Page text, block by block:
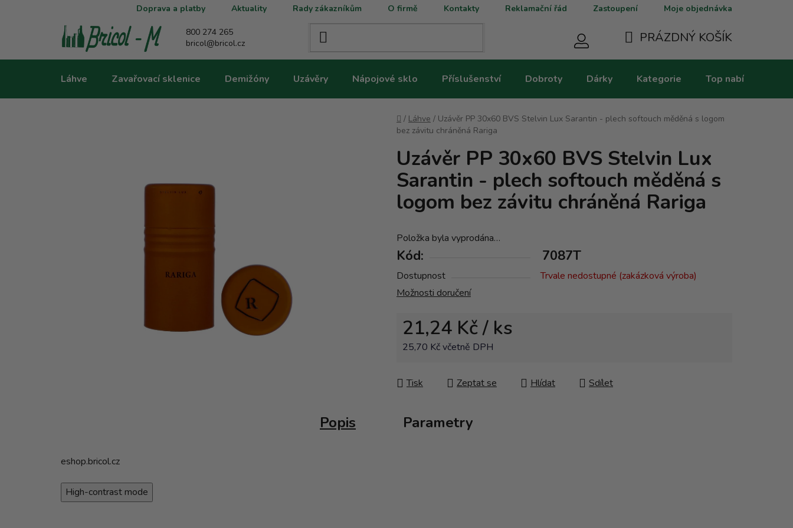
Doprava a platby Aktuality Rady zákazníkům O firmě Kontakty Reklamační řád Zastoupení Moje objednávka
800 274 265
bricol@bricol.cz
KOŠÍK
PRÁZDNÝ KOŠÍK
Láhve Zavařovací sklenice Demižóny Uzávěry Nápojové sklo Příslušenství Dobroty Dárky Kategorie Top nabídky
Domů
/ Láhve / Uzávěr PP 30x60 BVS Stelvin Lux Sarantin - plech softouch měděná s logom
bez závitu chráněná Rariga
Uzávěr PP 30x60 BVS Stelvin Lux
Sarantin - plech softouch měděná s
logom bez závitu chráněná Rariga
Položka byla vyprodána…
Kód: 7087T
Dostupnost
Trvale nedostupné (zakázková výroba)
Možnosti doručení
21,24 Kč/ ks
25,70 Kč včetně DPH
Tisk
Zeptat se Hlídat Sdílet
Popis Parametry
eshop.bricol.cz
High-contrast mode